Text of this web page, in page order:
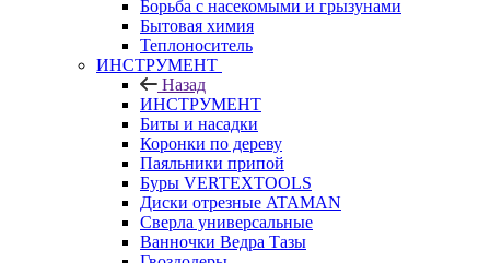
Борьба с насекомыми и грызунами
Бытовая химия
Теплоноситель
ИНСТРУМЕНТ
Назад
ИНСТРУМЕНТ
Биты и насадки
Коронки по дереву
Паяльники припой
Буры VERTEXTOOLS
Диски отрезные ATAMAN
Сверла универсальные
Ванночки Ведра Тазы